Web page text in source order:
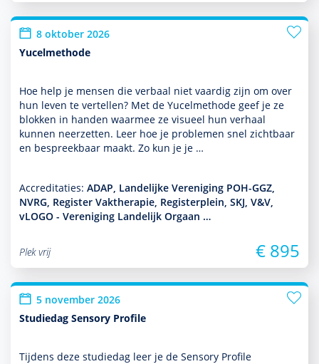
8 oktober 2026
Yucelmethode
Hoe help je mensen die verbaal niet vaardig zijn om over
hun leven te vertellen? Met de Yucelmethode geef je ze
blokken in handen waarmee ze visueel hun verhaal
kunnen neerzetten. Leer hoe je pro­ble­men snel zichtbaar
en bespreekbaar maakt. Zo kun je je …
Accreditaties: ADAP, Landelijke Vereniging POH-GGZ,
NVRG, Register Vaktherapie, Registerplein, SKJ, V&V,
vLOGO - Vereniging Landelijk Orgaan …
Plek vrij € 895
5 november 2026
Studiedag Sensory Profile
Tijdens deze studiedag leer je de Sensory Profile